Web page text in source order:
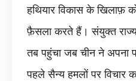
हथियार विकास के खिलाफ़
फ़ैसला करते हैं। संयुक्त राज्य
तब पहुंचा जब चीन ने अपना
पहले सैन्य हमलों पर विचार